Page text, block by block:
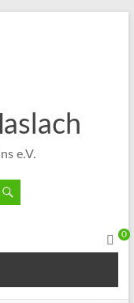
e.V.
0